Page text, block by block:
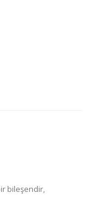
bileşendir,